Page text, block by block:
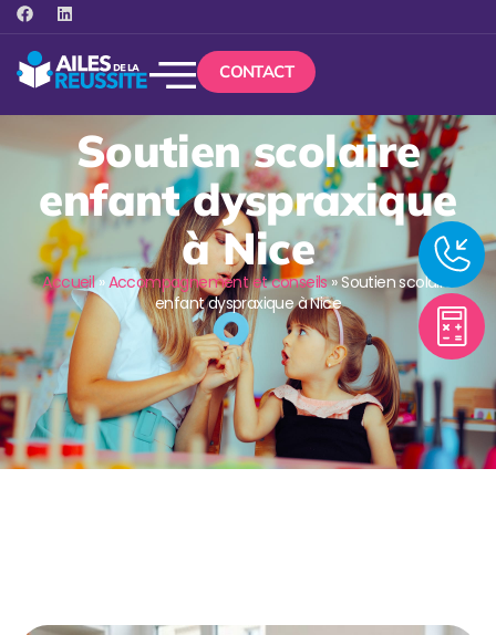
CONTACT
Soutien scolaire
enfant dyspraxique
à Nice
Accueil»Accompagnement et conseils»Soutien scolaire
enfant dyspraxique à Nice